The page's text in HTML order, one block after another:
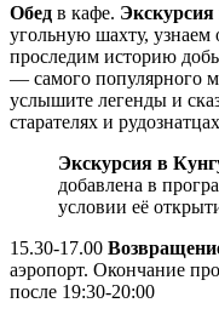
Обед в кафе. Экскурсия
угольную шахту, узнаем
проследим историю
— самого популярного
услышите легенды и
старателях и
Экскурсия в
добавлена в
условии её
15.30-17.00
аэропорт. Окончание
после 19:30-20:00